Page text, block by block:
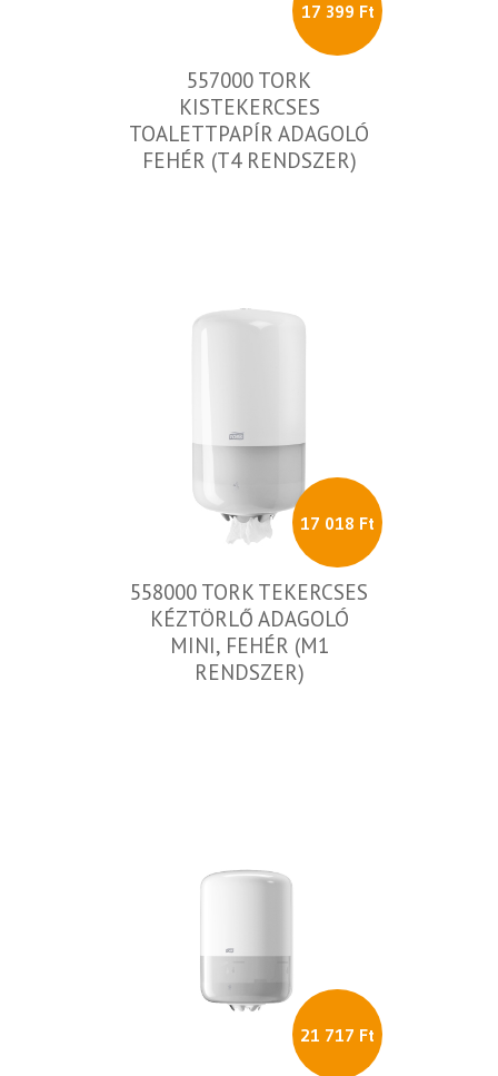
17 399 Ft
557000 TORK
KISTEKERCSES
TOALETTPAPÍR ADAGOLÓ
FEHÉR (T4 RENDSZER)
17 018 Ft
558000 TORK TEKERCSES
KÉZTÖRLŐ ADAGOLÓ
MINI, FEHÉR (M1
RENDSZER)
21 717 Ft